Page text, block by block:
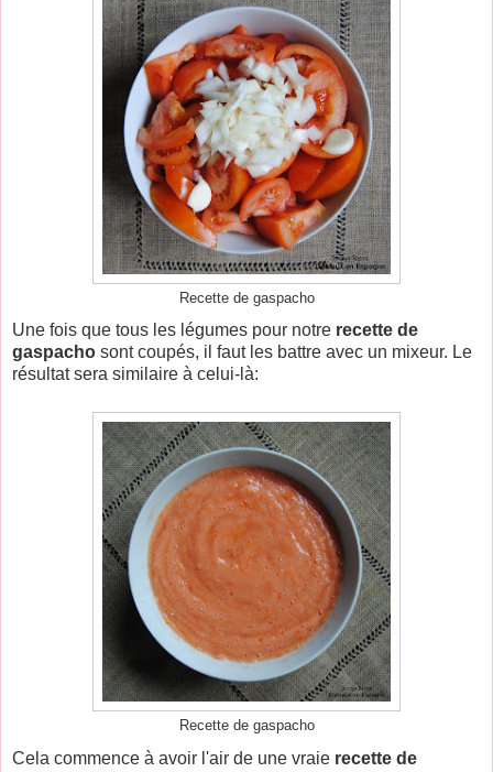
Recette de gaspacho
Une fois que tous les légumes pour notre recette de
gaspacho sont coupés, il faut les battre avec un mixeur. Le
résultat sera similaire à celui-là:
Recette de gaspacho
Cela commence à avoir l'air de une vraie recette de